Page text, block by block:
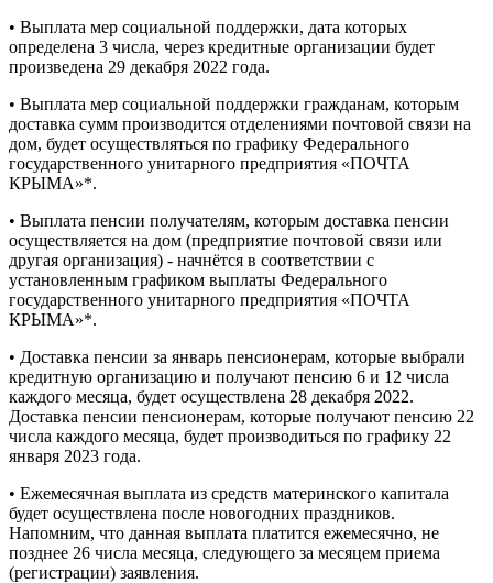
• Выплата мер социальной поддержки, дата которых
определена 3 числа, через кредитные организации будет
произведена 29 декабря 2022 года.
• Выплата мер социальной поддержки гражданам, которым
доставка сумм производится отделениями почтовой связи на
дом, будет осуществляться по графику Федерального
государственного унитарного предприятия «ПОЧТА
КРЫМА»*.
• Выплата пенсии получателям, которым доставка пенсии
осуществляется на дом (предприятие почтовой связи или
другая организация) - начнётся в соответствии с
установленным графиком выплаты Федерального
государственного унитарного предприятия «ПОЧТА
КРЫМА»*.
• Доставка пенсии за январь пенсионерам, которые выбрали
кредитную организацию и получают пенсию 6 и 12 числа
каждого месяца, будет осуществлена 28 декабря 2022.
Доставка пенсии пенсионерам, которые получают пенсию 22
числа каждого месяца, будет производиться по графику 22
января 2023 года.
• Ежемесячная выплата из средств материнского капитала
будет осуществлена после новогодних праздников.
Напомним, что данная выплата платится ежемесячно, не
позднее 26 числа месяца, следующего за месяцем приема
(регистрации) заявления.